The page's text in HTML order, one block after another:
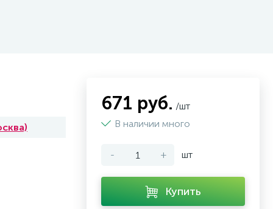
671 руб. /шт
В наличии много
- + шт
Купить